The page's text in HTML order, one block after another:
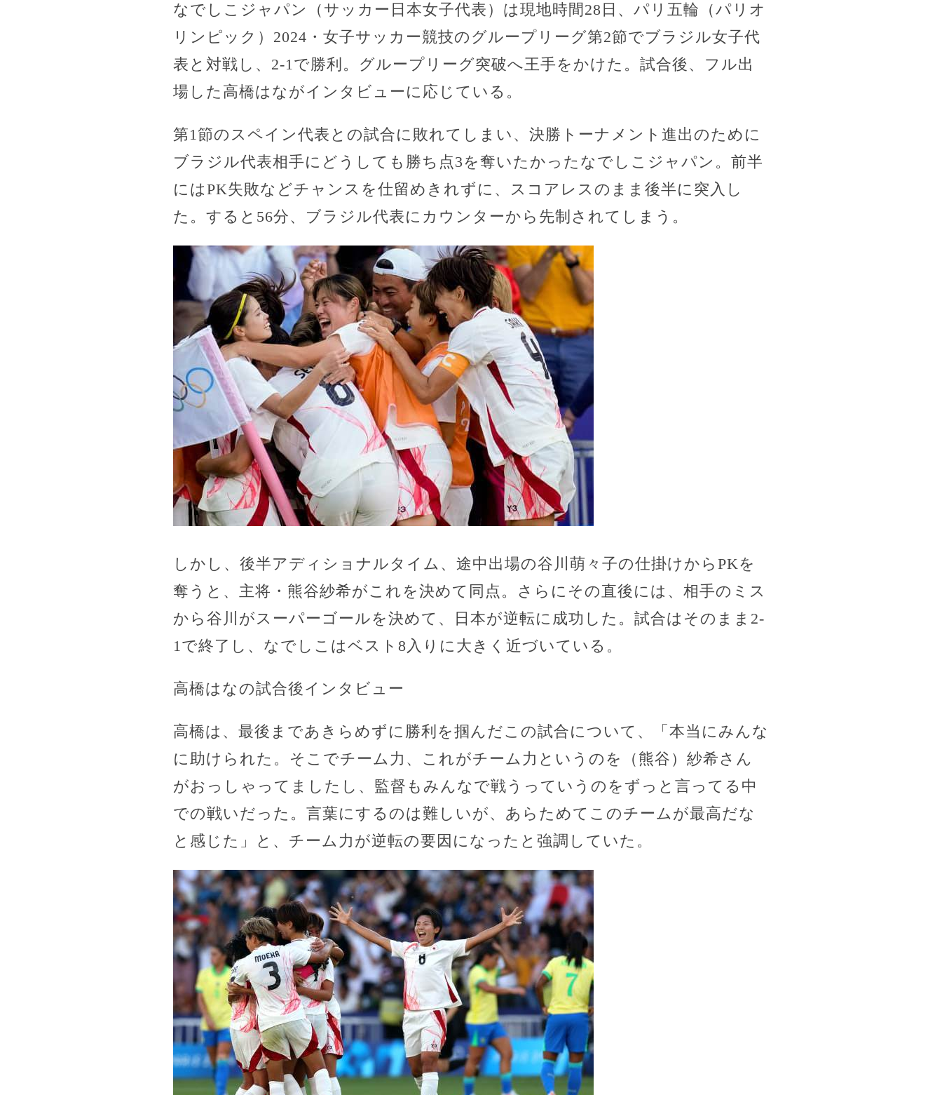
なでしこジャパン（サッカー日本女子代表）は現地時間28日、パリ五輪（パリオ
リンピック）2024・女子サッカー競技のグループリーグ第2節でブラジル女子代
表と対戦し、2-1で勝利。グループリーグ突破へ王手をかけた。試合後、フル出
場した高橋はながインタビューに応じている。
第1節のスペイン代表との試合に敗れてしまい、決勝トーナメント進出のために
ブラジル代表相手にどうしても勝ち点3を奪いたかったなでしこジャパン。前半
にはPK失敗などチャンスを仕留めきれずに、スコアレスのまま後半に突入し
た。すると56分、ブラジル代表にカウンターから先制されてしまう。
しかし、後半アディショナルタイム、途中出場の谷川萌々子の仕掛けからPKを
奪うと、主将・熊谷紗希がこれを決めて同点。さらにその直後には、相手のミス
から谷川がスーパーゴールを決めて、日本が逆転に成功した。試合はそのまま2-
1で終了し、なでしこはベスト8入りに大きく近づいている。
高橋はなの試合後インタビュー
高橋は、最後まであきらめずに勝利を掴んだこの試合について、「本当にみんな
に助けられた。そこでチーム力、これがチーム力というのを（熊谷）紗希さん
がおっしゃってましたし、監督もみんなで戦うっていうのをずっと言ってる中
での戦いだった。言葉にするのは難しいが、あらためてこのチームが最高だな
と感じた」と、チーム力が逆転の要因になったと強調していた。